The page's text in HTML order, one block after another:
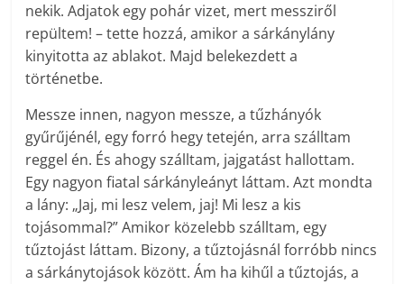
nekik. Adjatok egy pohár vizet, mert messziről
repültem! – tette hozzá, amikor a sárkánylány
kinyitotta az ablakot. Majd belekezdett a
történetbe.
Messze innen, nagyon messze, a tűzhányók
gyűrűjénél, egy forró hegy tetején, arra szálltam
reggel én. És ahogy szálltam, jajgatást hallottam.
Egy nagyon fiatal sárkányleányt láttam. Azt mondta
a lány: „Jaj, mi lesz velem, jaj! Mi lesz a kis
tojásommal?” Amikor közelebb szálltam, egy
tűztojást láttam. Bizony, a tűztojásnál forróbb nincs
a sárkánytojások között. Ám ha kihűl a tűztojás, a